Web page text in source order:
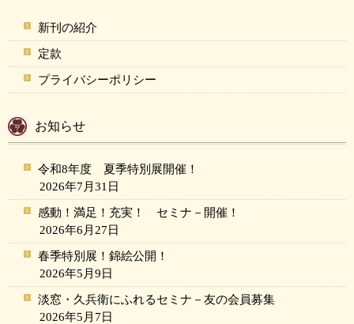
新刊の紹介
定款
プライバシーポリシー
お知らせ
令和8年度 夏季特別展開催！
2026年7月31日
感動！満足！充実！ セミナ－開催！
2026年6月27日
春季特別展！錦絵公開！
2026年5月9日
淡窓・久兵衛にふれるセミナ－友の会員募集
2026年5月7日